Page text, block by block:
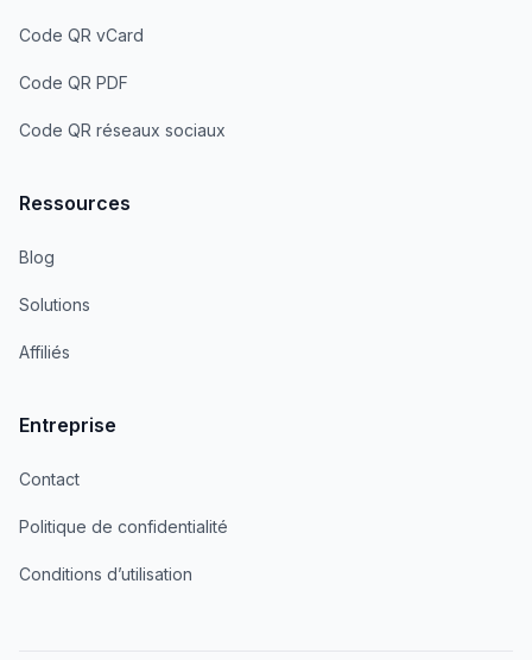
Code QR vCard
Code QR PDF
Code QR réseaux sociaux
Ressources
Blog
Solutions
Affiliés
Entreprise
Contact
Politique de confidentialité
Conditions d’utilisation